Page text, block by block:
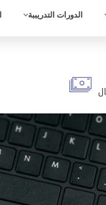
الدورات التدريببة